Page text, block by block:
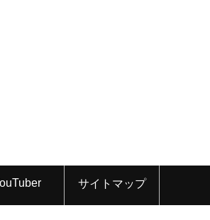
サイトマップ